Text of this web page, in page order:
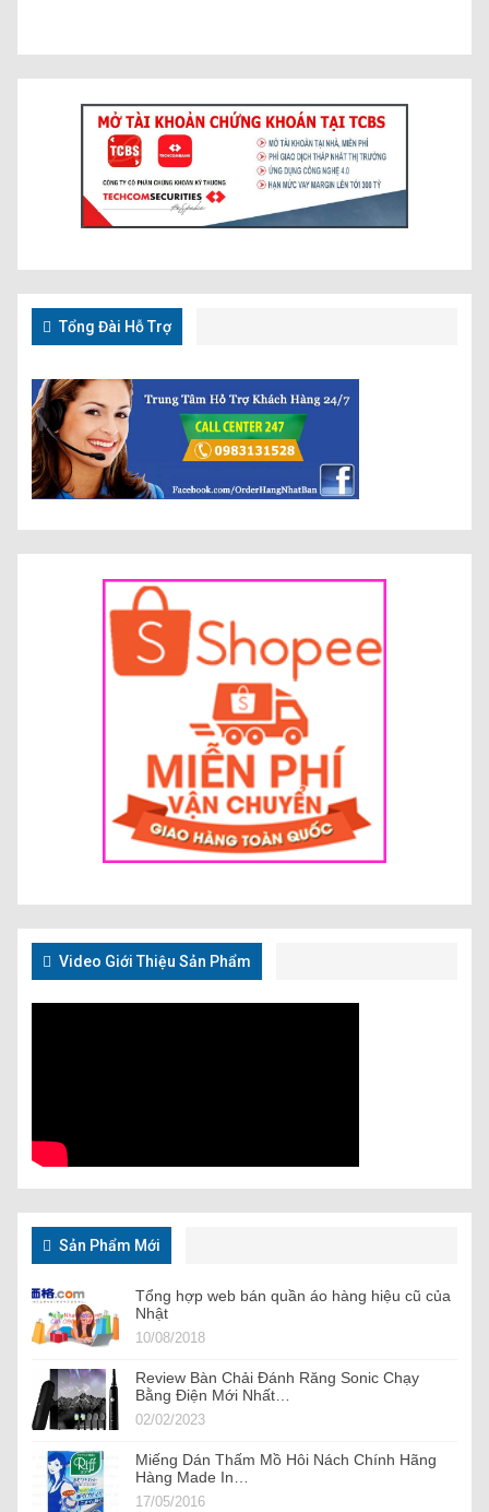
Tổng Đài Hỗ Trợ
Video Giới Thiệu Sản Phẩm
Sản Phẩm Mới
Tổng hợp web bán quần áo hàng hiệu cũ của
Nhật
10/08/2018
Review Bàn Chải Đánh Răng Sonic Chạy
Bằng Điện Mới Nhất…
02/02/2023
Miếng Dán Thấm Mồ Hôi Nách Chính Hãng
Hàng Made In…
17/05/2016